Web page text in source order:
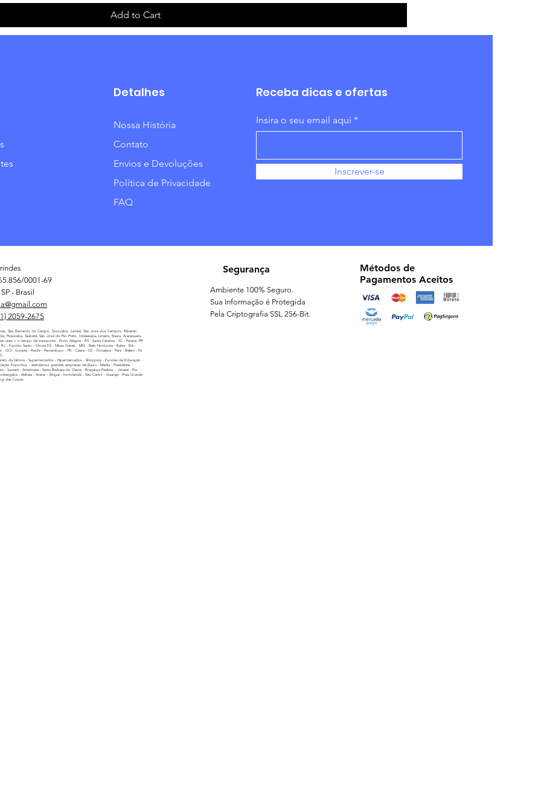
Add to Cart
Detalhes
Nossa História
Contato
Envios e Devoluções
Política de Privacidade
FAQ
Receba dicas e ofertas
Insira o seu email aqui
Inscrever-se
0001-69
- Brasil
2059-2675
São Bernardo do Campo, Sorocaba, Jundiaí, São José dos Campos, Ribeirão
Piracicaba, Taubaté, São José do Rio Preto, Indaiatuba, Limeira, Bauru, Araraquara
uteis + o tempo de transporte - Porto Alegrre - RS - Santa Catarina - SC - Parana -PR
- Espirito Santo - Vitoria ES - Minas Gerais - MG - Belo Horizonte - Bahia - BA -
- GO- Goiania - Recife - Pernambuco - PE - Ceara - CE - Fortaleza - Para - Belem - Pa
-
da fabrica - Supermercados - Hipermercados - Shopping - Escolas de Educação -
Esportiva. - atendemos grandes empresas de Bauru - Marilia - Presidente
- Sumaré - Americana - Santa Barbara do Oeste - Bragança Paulista - Jacarei - Rio
- Atibaia - Araras - Biriguii - hortolandia - São Carlos - Guaruja - Praia Grande
das Cruzes.
Segurança
Ambiente 100% Seguro.
Sua Informação é Protegida
Pela Criptografia SSL 256-Bit.
Métodos de
Pagamentos Aceitos
Personalizadas para empresas - festas - eventos - confraternizações e comemorações com brindes customizados